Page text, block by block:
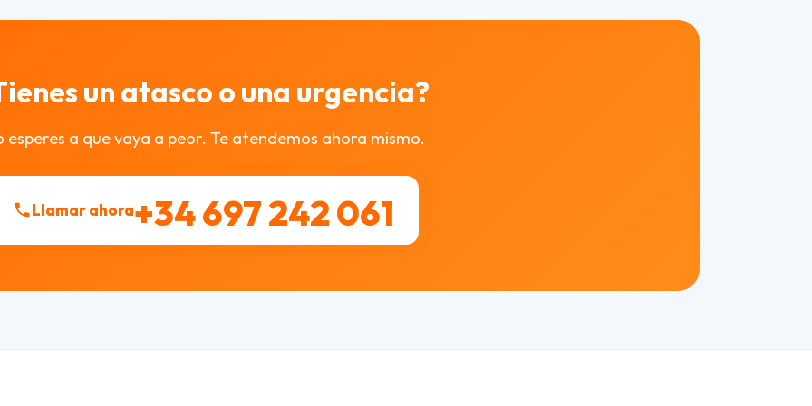
un atasco o una urgencia?
esperes a que vaya a peor. Te atendemos ahora mismo.
Llamar ahora+34 697 242 061